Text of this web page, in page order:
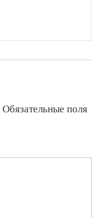
Обязательные поля